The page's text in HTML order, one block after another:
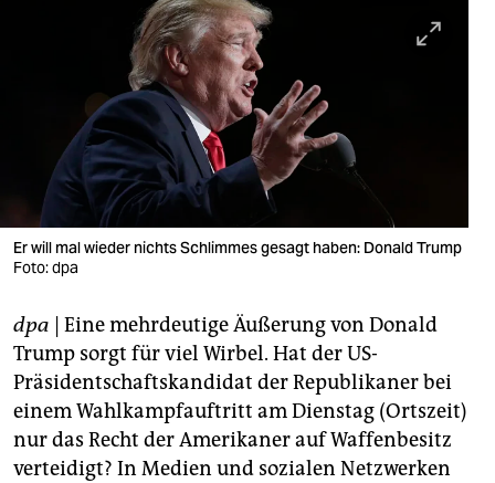
wahrheit
verlag
verlag
veranstaltungen
fragen & hilfe
unterstützen
abo
genossenschaft
Er will mal wieder nichts Schlimmes gesagt haben: Donald Trump
Foto: dpa
dpa | Eine mehrdeutige Äußerung von Donald
Trump sorgt für viel Wirbel. Hat der US-
Präsidentschaftskandidat der Republikaner bei
einem Wahlkampfauftritt am Dienstag (Ortszeit)
nur das Recht der Amerikaner auf Waffenbesitz
verteidigt? In Medien und sozialen Netzwerken